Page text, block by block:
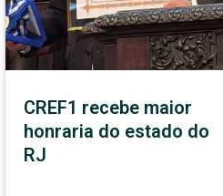
CREF1 recebe maior
honraria do estado do
RJ